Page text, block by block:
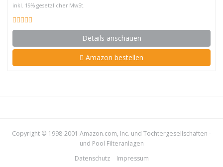
inkl. 19% gesetzlicher MwSt.
Details anschauen
Amazon bestellen
Copyright © 1998-2001 Amazon.com, Inc. und Tochtergesellschaften -
und Pool Filteranlagen
Datenschutz
Impressum